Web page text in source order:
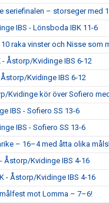
seriefinalen – storseger med
IBS - Lönsboda IBK 11-6
raka vinster och Nisse som
Åstorp/Kvidinge IBS 6-12
Kvidinge IBS 6-12
Kvidinge kör över Sofiero
IBS - Sofiero SS 13-6
IBS - Sofiero SS 13-6
– 16–4 med åtta olika
Åstorp/Kvidinge IBS 4-16
- Åstorp/Kvidinge IBS 4-16
mot Lomma – 7–6!